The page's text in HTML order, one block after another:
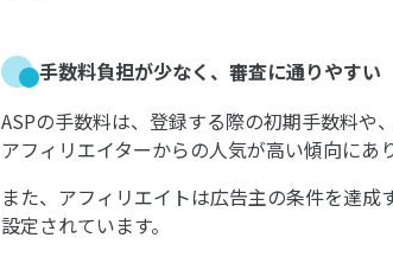
手数料負担が少なく、審査に通りやすい
ASPの手数料は、登録する際の初期手数料や
アフィリエイターからの人気が高い傾向にあり
また、アフィリエイトは広告主の条件を達
設定されています。